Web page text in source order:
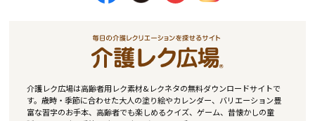
介護レク広場は高齢者用レク素材&レクネタの無料ダウンロードサイトで
す。歳時・季節に合わせた大人の塗り絵やカレンダー、バリエーション豊
富な習字のお手本、高齢者でも楽しめるクイズ、ゲーム、昔懐かしの童